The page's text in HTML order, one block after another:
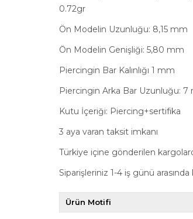
0.72gr
Ön Modelin Uzunluğu: 8,15 mm
Ön Modelin Genişliği: 5,80 mm
Piercingin Bar Kalınlığı 1 mm
Piercingin Arka Bar Uzunluğu: 7
Kutu İçeriği: Piercing+sertifika
3 aya varan taksit imkanı
Türkiye içine gönderilen
Siparişleriniz 1-4 iş günü
Ürün Motifi